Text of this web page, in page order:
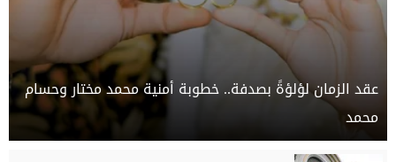
عقد الزمان لؤلؤةً بصدفة.. خطوبة أمنية محمد مختار وحسام
محمد